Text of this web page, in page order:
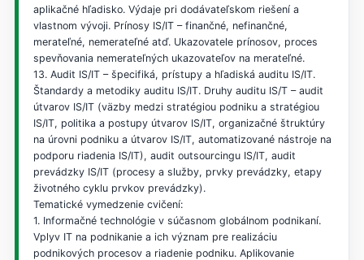
aplikačné hľadisko. Výdaje pri dodávateľskom riešení a
vlastnom vývoji. Prínosy IS/IT – finančné, nefinančné,
merateľné, nemerateľné atď. Ukazovatele prínosov, proces
spevňovania nemerateľných ukazovateľov na merateľné.
13. Audit IS/IT – špecifiká, prístupy a hľadiská auditu IS/IT.
Štandardy a metodiky auditu IS/IT. Druhy auditu IS/T – audit
útvarov IS/IT (väzby medzi stratégiou podniku a stratégiou
IS/IT, politika a postupy útvarov IS/IT, organizačné štruktúry
na úrovni podniku a útvarov IS/IT, automatizované nástroje na
podporu riadenia IS/IT), audit outsourcingu IS/IT, audit
prevádzky IS/IT (procesy a služby, prvky prevádzky, etapy
životného cyklu prvkov prevádzky).
Tematické vymedzenie cvičení:
1. Informačné technológie v súčasnom globálnom podnikaní.
Vplyv IT na podnikanie a ich význam pre realizáciu
podnikových procesov a riadenie podniku. Aplikovanie